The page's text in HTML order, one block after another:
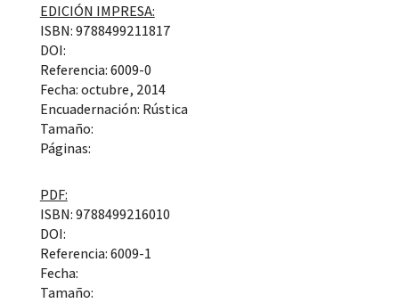
EDICIÓN IMPRESA:
ISBN: 9788499211817
DOI:
Referencia: 6009-0
Fecha: octubre, 2014
Encuadernación: Rústica
Tamaño:
Páginas:
PDF:
ISBN: 9788499216010
DOI:
Referencia: 6009-1
Fecha:
Tamaño: